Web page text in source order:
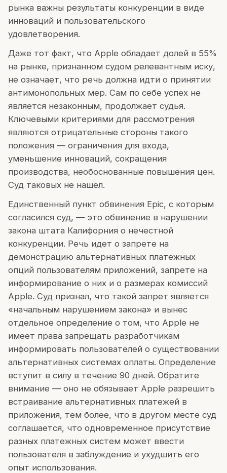
рынка важны результаты конкуренции в виде
инноваций и пользовательского
удовлетворения.
Даже тот факт, что Apple обладает долей в 55%
на рынке, признанном судом релевантным иску,
не означает, что речь должна идти о принятии
антимонопольных мер. Сам по себе успех не
является незаконным, продолжает судья.
Ключевыми критериями для рассмотрения
являются отрицательные стороны такого
положения — ограничения для входа,
уменьшение инноваций, сокращения
производства, необоснованные повышения цен.
Суд таковых не нашел.
Единственный пункт обвинения Epic, с которым
согласился суд, — это обвинение в нарушении
закона штата Калифорния о нечестной
конкуренции. Речь идет о запрете на
демонстрацию альтернативных платежных
опций пользователям приложений, запрете на
информирование о них и о размерах комиссий
Apple. Суд признал, что такой запрет является
«начальным нарушением закона» и вынес
отдельное определение о том, что Apple не
имеет права запрещать разработчикам
информировать пользователей о существовании
альтернативных системах оплаты. Определение
вступит в силу в течение 90 дней. Обратите
внимание — оно не обязывает Apple разрешить
встраивание альтернативных платежей в
приложения, тем более, что в другом месте суд
соглашается, что одновременное присутствие
разных платежных систем может ввести
пользователя в заблуждение и ухудшить его
опыт использования.